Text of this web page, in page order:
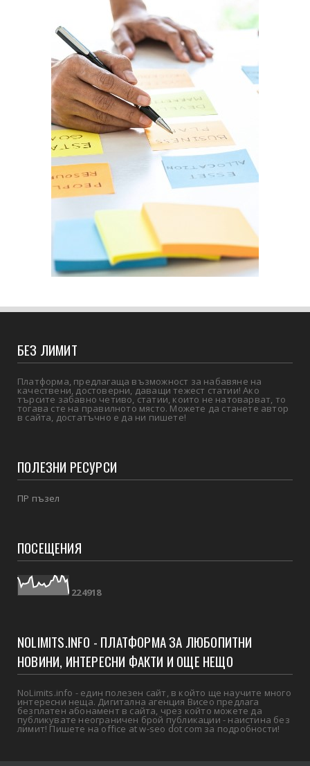
БЕЗ ЛИМИТ
Платформа, предлагаща възможност за набавяне на
качествени, достоверни, даващи тежест статии! Ако
търсите забавно четиво, статии, които не натоварват, то
тогава сте на правилното място. Можете да станете автор
в сайта, достатъчно е да ни пишете!
ПОЛЕЗНИ РЕСУРСИ
ПР пъзел
ПОСЕЩЕНИЯ
224918
NOLIMITS.INFO - ПЛАТФОРМА ЗА ЛЮБОПИТНИ
НОВИНИ, ИНТЕРЕСНИ ФАКТИ И ОЩЕ НЕЩО
NoLimits.info - един полезен сайт, в който ще научите много
интересни неща. Дигитална агенция Висео предлага
безплатен абонамент в сайта, чрез който можете да
публикувате неограничен брой публикации - наистина без
лимит! Пишете на office at w-seo dot com за подробности!